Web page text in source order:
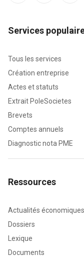
Services
Tous les services
Création entreprise
Actes et statuts
Extrait PoleSocietes
Brevets
Comptes annuels
Diagnostic nota PME
Ressources
Actualités économiques
Dossiers
Lexique
Documents